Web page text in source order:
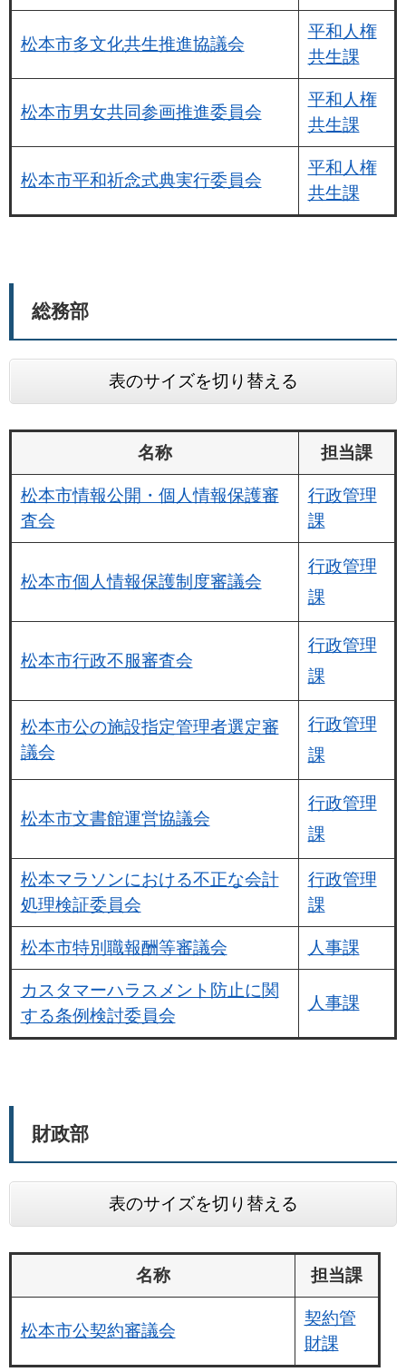
松本市多文化共生推進協議会
平和人権
共生課
松本市男女共同参画推進委員会
平和人権
共生課
松本市平和祈念式典実行委員会
平和人権
共生課
総務部
表のサイズを切り替える
名称 担当課
松本市情報公開・個人情報保護審
査会
行政管理
課
松本市個人情報保護制度審議会
行政管理
課
松本市行政不服審査会
行政管理
課
松本市公の施設指定管理者選定審
議会
行政管理
課
松本市文書館運営協議会
行政管理
課
松本マラソンにおける不正な会計
処理検証委員会
行政管理
課
松本市特別職報酬等審議会 人事課
カスタマーハラスメント防止に関
する条例検討委員会
人事課
財政部
表のサイズを切り替える
名称 担当課
松本市公契約審議会
契約管
財課